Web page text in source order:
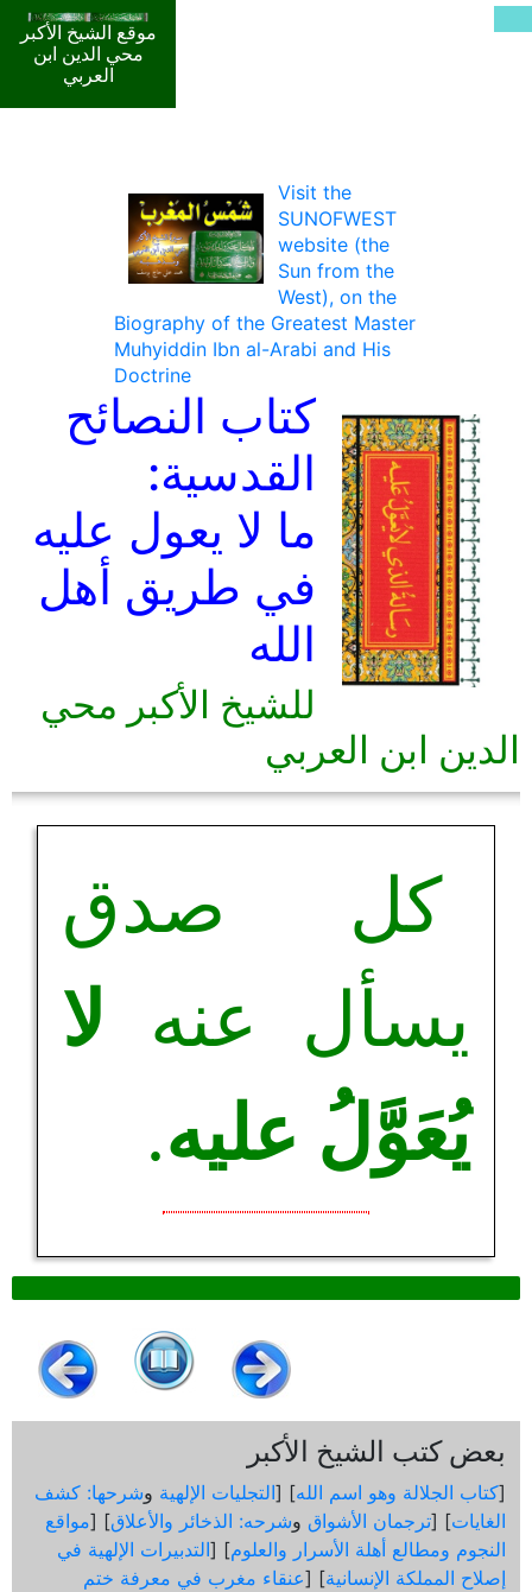
موقع الشيخ الأكبر
محي الدين ابن
العربي
Visit the
SUNOFWEST
website (the
Sun from the
West), on the
Biography of the Greatest Master
Muhyiddin Ibn al-Arabi and His
Doctrine
كتاب النصائح
القدسية:
ما لا يعول عليه
في طريق أهل
الله
للشيخ الأكبر محي
الدين ابن العربي
كل صدق
يسأل عنه لا
يُعَوَّلُ عليه.
بعض كتب الشيخ الأكبر
[كتاب الجلالة وهو اسم الله] [التجليات الإلهية وشرحها: كشف
الغايات] [ترجمان الأشواق وشرحه: الذخائر والأعلاق] [مواقع
النجوم ومطالع أهلة الأسرار والعلوم] [التدبيرات الإلهية في
إصلاح المملكة الإنسانية] [عنقاء مغرب في معرفة ختم